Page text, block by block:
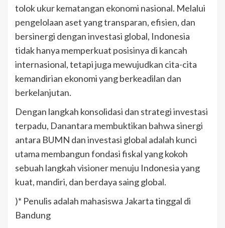
tolok ukur kematangan ekonomi nasional. Melalui
pengelolaan aset yang transparan, efisien, dan
bersinergi dengan investasi global, Indonesia
tidak hanya memperkuat posisinya di kancah
internasional, tetapi juga mewujudkan cita-cita
kemandirian ekonomi yang berkeadilan dan
berkelanjutan.
Dengan langkah konsolidasi dan strategi investasi
terpadu, Danantara membuktikan bahwa sinergi
antara BUMN dan investasi global adalah kunci
utama membangun fondasi fiskal yang kokoh
sebuah langkah visioner menuju Indonesia yang
kuat, mandiri, dan berdaya saing global.
)* Penulis adalah mahasiswa Jakarta tinggal di
Bandung